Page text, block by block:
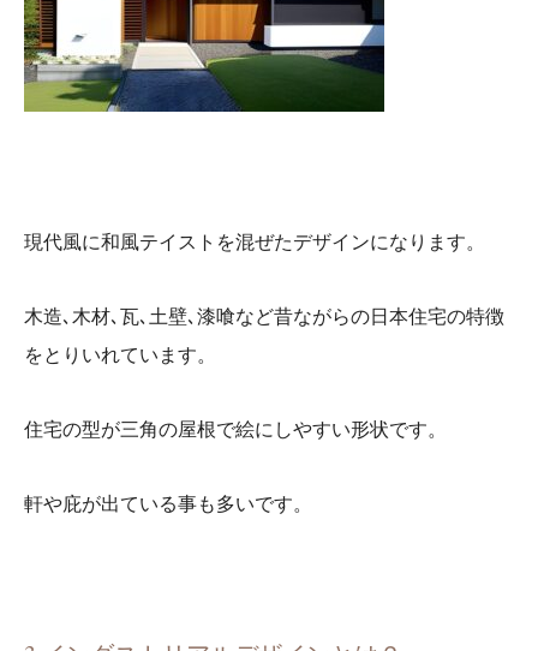
現代風に和風テイストを混ぜたデザインになります。
木造､木材､瓦､土壁､漆喰など昔ながらの日本住宅の特徴
をとりいれています。
住宅の型が三角の屋根で絵にしやすい形状です。
軒や庇が出ている事も多いです。